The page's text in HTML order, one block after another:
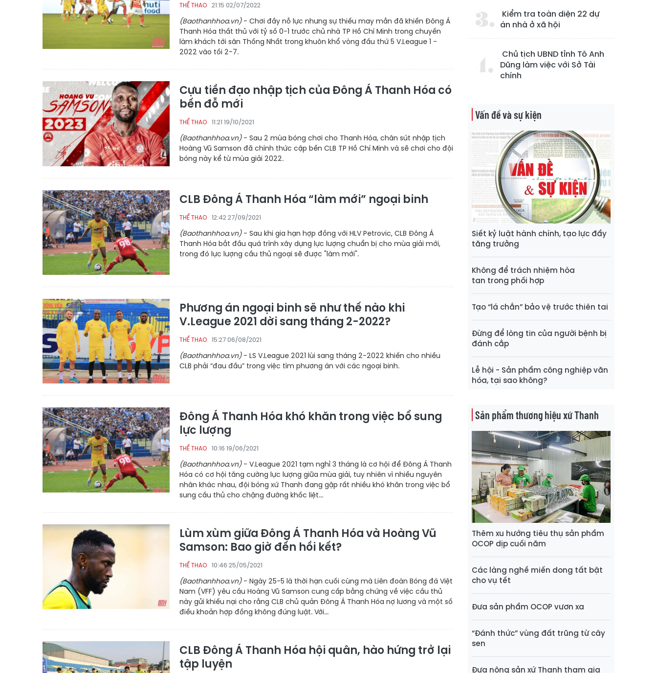
THỂ THAO 21:15 02/07/2022
(Baothanhhoa.vn)- Chơi đầy nỗ lực nhưng sự thiếu may mắn đã khiến Đông Á
Thanh Hóa thất thủ với tỷ số 0-1 trước chủ nhà TP Hồ Chí Minh trong chuyến
làm khách tới sân Thống Nhất trong khuôn khổ vòng đấu thứ 5 V.League 1 -
2022 vào tối 2-7.
Cựu tiền đạo nhập tịch của Đông Á Thanh Hóa có
bến đỗ mới
THỂ THAO 11:21 19/10/2021
(Baothanhhoa.vn)- Sau 2 mùa bóng chơi cho Thanh Hóa, chân sút nhập tịch
Hoàng Vũ Samson đã chính thức cập bến CLB TP Hồ Chí Minh và sẽ chơi cho đội
bóng này kể từ mùa giải 2022.
CLB Đông Á Thanh Hóa “làm mới” ngoại binh
THỂ THAO 12:42 27/09/2021
(Baothanhhoa.vn)- Sau khi gia hạn hợp đồng với HLV Petrovic, CLB Đông Á
Thanh Hóa bắt đầu quá trình xây dựng lực lượng chuẩn bị cho mùa giải mới,
trong đó lực lượng cầu thủ ngoại sẽ được "làm mới".
Phương án ngoại binh sẽ như thế nào khi
V.League 2021 dời sang tháng 2-2022?
THỂ THAO 15:27 06/08/2021
(Baothanhhoa.vn)- LS V.League 2021 lùi sang tháng 2-2022 khiến cho nhiều
CLB phải “đau đầu” trong việc tìm phương án với các ngoại binh.
Đông Á Thanh Hóa khó khăn trong việc bổ sung
lực lượng
THỂ THAO 10:16 19/06/2021
(Baothanhhoa.vn)- V.League 2021 tạm nghỉ 3 tháng là cơ hội để Đông Á Thanh
Hóa có cơ hội tăng cường lực lượng giữa mùa giải, tuy nhiên vì nhiều nguyên
nhân khác nhau, đội bóng xứ Thanh đang gặp rất nhiều khó khăn trong việc bổ
sung cầu thủ cho chặng đường khốc liệt...
Lùm xùm giữa Đông Á Thanh Hóa và Hoàng Vũ
Samson: Bao giờ đến hồi kết?
THỂ THAO 10:46 25/05/2021
(Baothanhhoa.vn)- Ngày 25-5 là thời hạn cuối cùng mà Liên đoàn Bóng đá Việt
Nam (VFF) yêu cầu Hoàng Vũ Samson cung cấp bằng chứng về việc cầu thủ
này gửi khiếu nại cho rằng CLB chủ quản Đông Á Thanh Hóa nợ lương và một số
điều khoản hợp đồng không đúng luật. Với...
CLB Đông Á Thanh Hóa hội quân, hào hứng trở lại
tập luyện
Kiểm tra toàn diện 22 dự
án nhà ở xã hội
Chủ tịch UBND tỉnh Tô Anh
Dũng làm việc với Sở Tài
chính
Vấn đề và sự kiện
Siết kỷ luật hành chính, tạo lực đẩy
tăng trưởng
Không để trách nhiệm hòa
tan trong phối hợp
Tạo “lá chắn” bảo vệ trước thiên tai
Đừng để lòng tin của người bệnh bị
đánh cắp
Lễ hội - Sản phẩm công nghiệp văn
hóa, tại sao không?
Sản phẩm thương hiệu xứ Thanh
Thêm xu hướng tiêu thụ sản phẩm
OCOP dịp cuối năm
Các làng nghề miến dong tất bật
cho vụ tết
Đưa sản phẩm OCOP vươn xa
“Đánh thức” vùng đất trũng từ cây
sen
Đưa nông sản xứ Thanh tham gia